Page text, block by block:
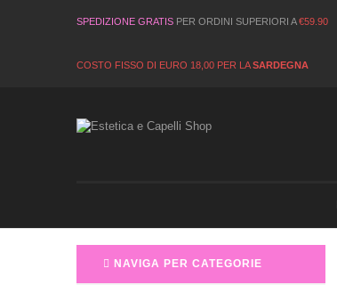
SPEDIZIONE GRATIS PER ORDINI SUPERIORI A€59.90
COSTO FISSO DI EURO 18,00 PER LASARDEGNA
NAVIGA PER CATEGORIE